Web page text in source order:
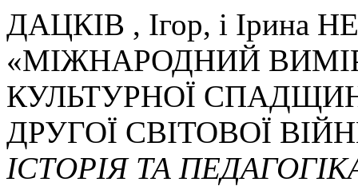
ДАЦКІВ , Ігор, і Ірина
«МІЖНАРОДНИЙ
КУЛЬТУРНОЇ
ДРУГОЇ СВІТОВОЇ
ІСТОРІЯ ТА